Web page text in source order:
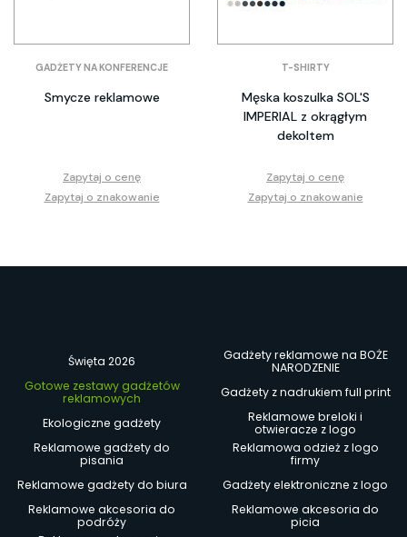
GADŻETY NA KONFERENCJE
Smycze reklamowe
Zapytaj o cenę
Zapytaj o znakowanie
T-SHIRTY
Męska koszulka SOL'S
IMPERIAL z okrągłym
dekoltem
Zapytaj o cenę
Zapytaj o znakowanie
Święta 2026
Gadżety reklamowe na BOŻE
NARODZENIE
Gotowe zestawy gadżetów
reklamowych
Gadżety z nadrukiem full print
Ekologiczne gadżety
Reklamowe breloki i
otwieracze z logo
Reklamowe gadżety do
pisania
Reklamowa odzież z logo
firmy
Reklamowe gadżety do biura
Gadżety elektroniczne z logo
Reklamowe akcesoria do
podróży
Reklamowe akcesoria do
picia